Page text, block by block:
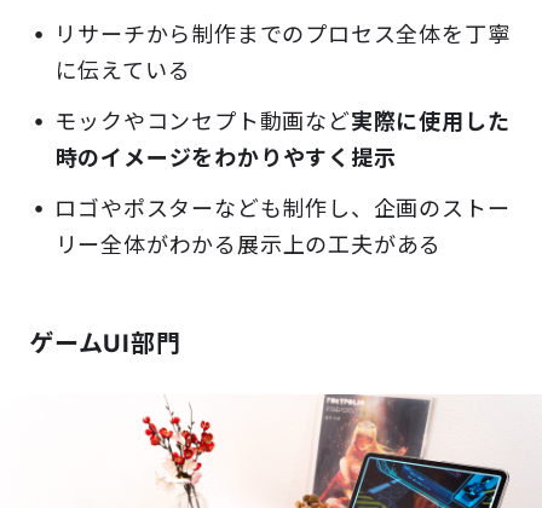
リサーチから制作までのプロセス全体を丁寧
に伝えている
モックやコンセプト動画など実際に使用した
時のイメージをわかりやすく提示
ロゴやポスターなども制作し、企画のストー
リー全体がわかる展示上の工夫がある
ゲームUI部門